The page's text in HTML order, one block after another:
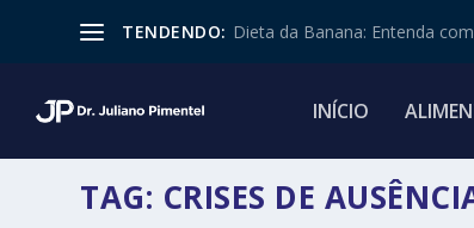
TENDENDO: Dieta da Banana: Entenda
INÍCIO
TAG: CRISES DE